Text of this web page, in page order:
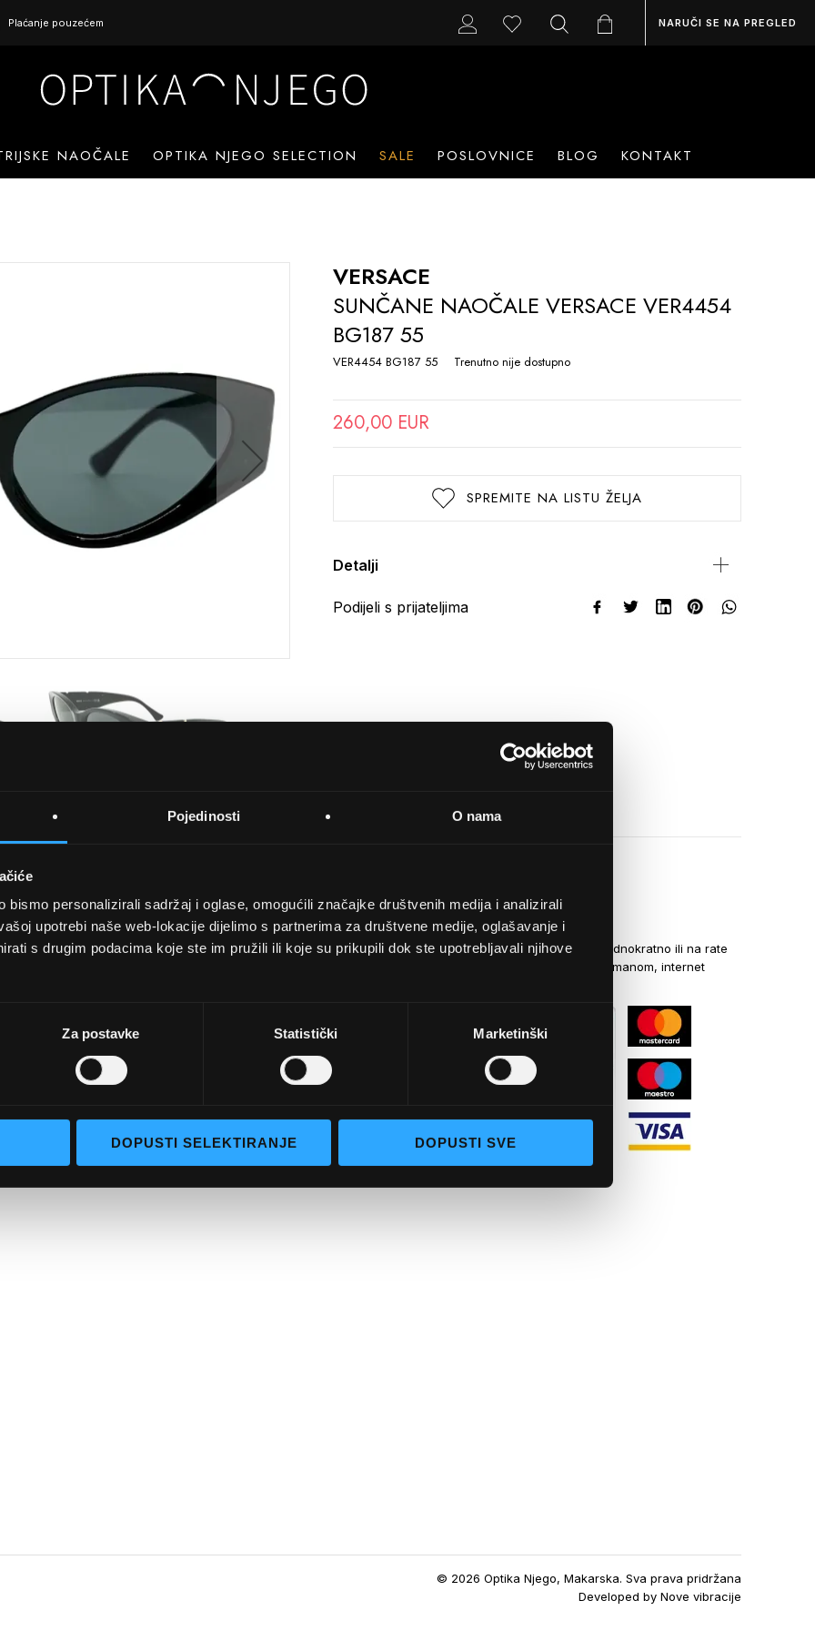
Pojedinosti O nama
bismo personalizirali sadržaj i oglase, omogućili značajke društvenih medija i analizirali
upotrebi naše web-lokacije dijelimo s partnerima za društvene medije, oglašavanje i
s drugim podacima koje ste im pružili ili koje su prikupili dok ste upotrebljavali njihove
Za postavke Statistički Marketinški
DOPUSTI SELEKTIRANJE DOPUSTI SVE
Plaćanje pouzećem NARUČI SE NA PREGLED
NAOČALE OPTIKA NJEGO SELECTION SALE POSLOVNICE BLOG KONTAKT
VERSACE
SUNČANE NAOČALE VERSACE VER4454
BG187 55
VER4454 BG187 55 Trenutno nije dostupno
260,00 EUR
SPREMITE NA LISTU ŽELJA
Detalji
Podijeli s prijateljima
selection
UVJETI KUPNJE
Opći uvjeti poslovanja
Napredno pretraživanje
Narudžbe i povrati
NAČINI PLAĆANJA
Kreditnim karticama jednokratno ili na rate
općom uplatnicom, virmanom, internet
© 2026 Optika Njego, Makarska. Sva prava pridržana
Developed byNove vibracije